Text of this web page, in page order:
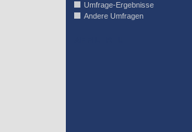
Umfrage-Ergebnisse
Andere Umfragen